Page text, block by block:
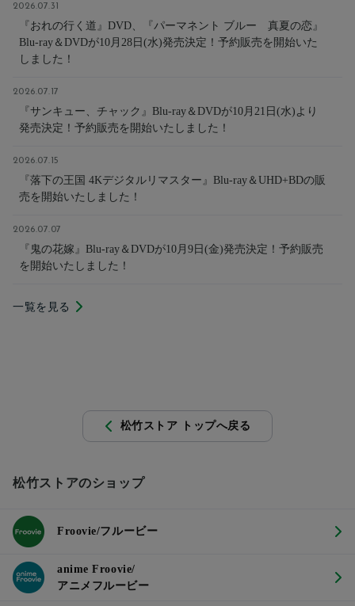
2026.07.31
『おれの行く道』DVD、『パーマネント ブルー 真夏の恋』
Blu-ray＆DVDが10月28日(水)発売決定！予約販売を開始いた
しました！
2026.07.17
『サンキュー、チャック』Blu-ray＆DVDが10月21日(水)より
発売決定！予約販売を開始いたしました！
2026.07.15
『落下の王国 4Kデジタルリマスター』Blu-ray＆UHD+BDの販
売を開始いたしました！
2026.07.07
『鬼の花嫁』Blu-ray＆DVDが10月9日(金)発売決定！予約販売
を開始いたしました！
一覧を見る
松竹ストア トップへ戻る
松竹ストアのショップ
Froovie/フルービー
anime Froovie/
アニメフルービー